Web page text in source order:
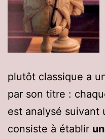
plutôt classique a
par son titre :
est analysé suivant
consiste à établir